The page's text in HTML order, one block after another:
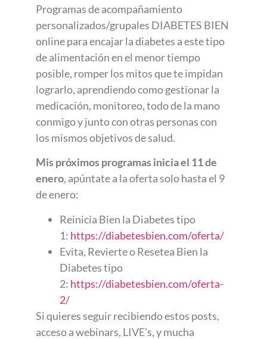
Programas de acompañamiento
personalizados/grupales DIABETES BIEN
online para encajar la diabetes a este tipo
de alimentación en el menor tiempo
posible, romper los mitos que te impidan
lograrlo, aprendiendo como gestionar la
medicación, monitoreo, todo de la mano
conmigo y junto con otras personas con
los mismos objetivos de salud.
Mis próximos programas inicia el 11 de
enero, apúntate a la oferta solo hasta el 9
de enero:
Reinicia Bien la Diabetes tipo
1: https://diabetesbien.com/oferta/
Evita, Revierte o Resetea Bien la
Diabetes tipo
2: https://diabetesbien.com/oferta-
2/
Si quieres seguir recibiendo estos posts,
acceso a webinars, LIVE’s, y mucha